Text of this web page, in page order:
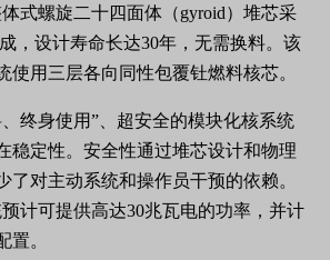
式螺旋二十四面体（gyroid）堆芯采
，设计寿命长达30年，无需换料。该
使用三层各向同性包覆钍燃料核芯。
终身使用”、超安全的模块化核系统
稳定性。安全性通过堆芯设计和物理
了对主动系统和操作员干预的依赖。
计可提供高达30兆瓦电的功率，并计
置。